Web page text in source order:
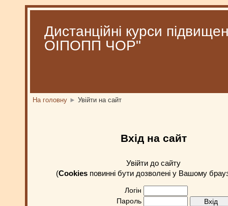
Дистанційні курси
ОІПОПП ЧОР"
На головну ► Увійти на сайт
Вхід на сайт
Увійти до сайту
(Cookiesповинні бути дозволені у Вашому
Логін
Пароль